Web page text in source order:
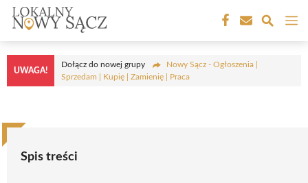
Przejdź
treści
UWAGA!
Dołącz do nowej grupy
Nowy Sącz - Ogłoszenia |
Sprzedam | Kupię | Zamienię | Praca
Spis treści